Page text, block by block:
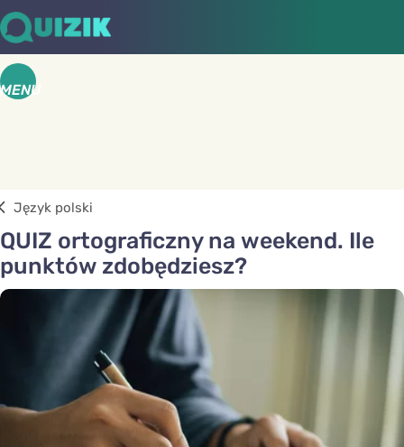
MENU
Język polski
QUIZ ortograficzny na weekend. Ile
punktów zdobędziesz?